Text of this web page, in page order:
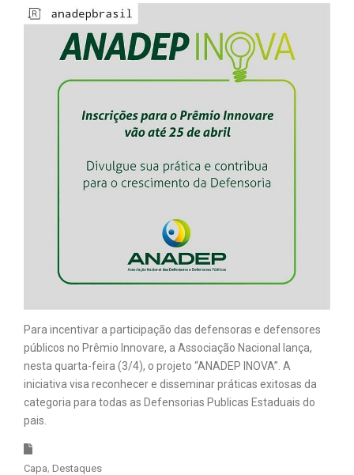
Para incentivar a participação das defensoras e defensores
públicos no Prêmio Innovare, a Associação Nacional lança,
nesta quarta-feira (3/4), o projeto “ANADEP INOVA”. A
iniciativa visa reconhecer e disseminar práticas exitosas da
categoria para todas as Defensorias Publicas Estaduais do
pais.
Capa Destaques